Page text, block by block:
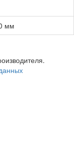
мм